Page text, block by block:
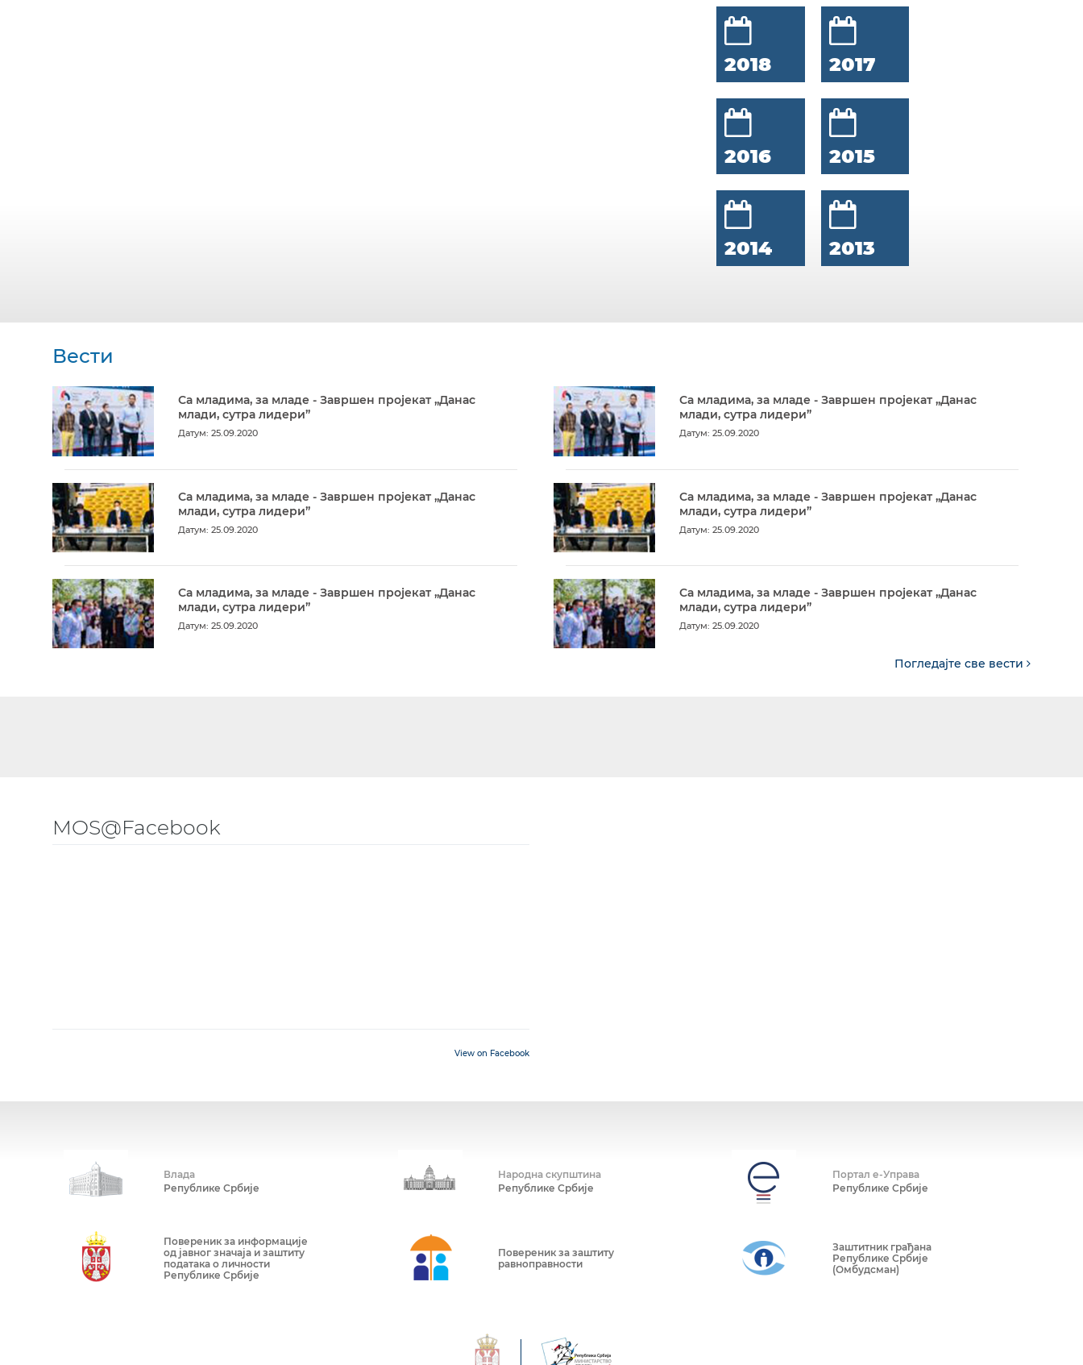
2018 2017
2016 2015
2014 2013
Вести
Са младима, за младе - Завршен пројекат „Данас
млади, сутра лидери”
Датум: 25.09.2020
Са младима, за младе - Завршен пројекат „Данас
млади, сутра лидери”
Датум: 25.09.2020
Са младима, за младе - Завршен пројекат „Данас
млади, сутра лидери”
Датум: 25.09.2020
Са младима, за младе - Завршен пројекат „Данас
млади, сутра лидери”
Датум: 25.09.2020
Са младима, за младе - Завршен пројекат „Данас
млади, сутра лидери”
Датум: 25.09.2020
Са младима, за младе - Завршен пројекат „Данас
млади, сутра лидери”
Датум: 25.09.2020
Погледајте све вести
MOS@Facebook
View on Facebook
Влада
Републике Србије
Народна скупштина
Републике Србије
Портал е-Управа
Републике Србије
Повереник за информације
од јавног значаја и заштиту
података о личности
Републике Србије
Повереник за заштиту
равноправности
Заштитник грађана
Републике Србије
(Омбудсман)